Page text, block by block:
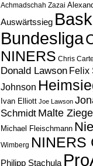
Achmadschah Zazai
Auswärtssieg
Bundesliga
NINERS Chris
Donald Lawson Felix
Johnson
Ivan Elliott Joe Lawson
Schmidt Malte
Michael Fleischmann
Wimberg NINERS
Philipp Stachula